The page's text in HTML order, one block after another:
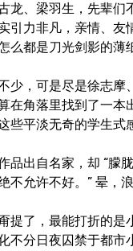
龙、梁羽生，先辈
引力非凡，亲情、
么都是刀光剑影的薄
少，可是尽是徐志摩
在角落里找到了一本
些平淡无奇的学生式
品出自名家，却 “朦
不允许不好。” 晕，浪
提了，最能打折的
不分日夜囚禁于都